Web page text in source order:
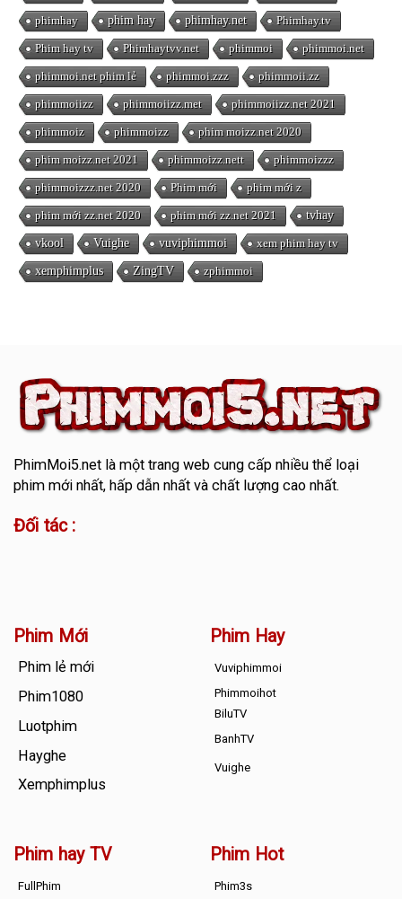
phimhay phim hay phimhay.net Phimhay.tv
Phim hay tv Phimhaytvv.net phimmoi phimmoi.net
phimmoi.net phim lẻ phimmoi.zzz phimmoii.zz
phimmoiizz phimmoiizz.met phimmoiizz.net 2021
phimmoiz phimmoizz phim moizz.net 2020
phim moizz.net 2021 phimmoizz.nett phimmoizzz
phimmoizzz.net 2020 Phim mới phim mới z
phim mới zz.net 2020 phim mới zz.net 2021 tvhay
vkool Vuighe vuviphimmoi xem phim hay tv
xemphimplus ZingTV zphimmoi
PhimMoi5.netlà một trang web cung cấp nhiều thể loại
phim mới nhất, hấp dẫn nhất và chất lượng cao nhất.
Đối tác :
Phim Mới
Phim lẻ mới
Phim1080
Luotphim
Hayghe
Xemphimplus
Phim Hay
Vuviphimmoi
Phimmoihot
BiluTV
BanhTV
Vuighe
Phim hay TV
FullPhim
Phim Hot
Phim3s